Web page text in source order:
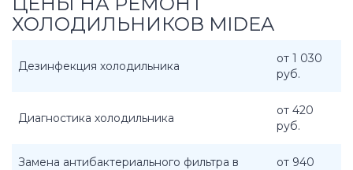
ХОЛОДИЛЬНИКОВ MIDEA
Дезинфекция холодильника
от 1 030
руб.
Диагностика холодильника
от 420
руб.
Замена антибактериального фильтра в
от 940